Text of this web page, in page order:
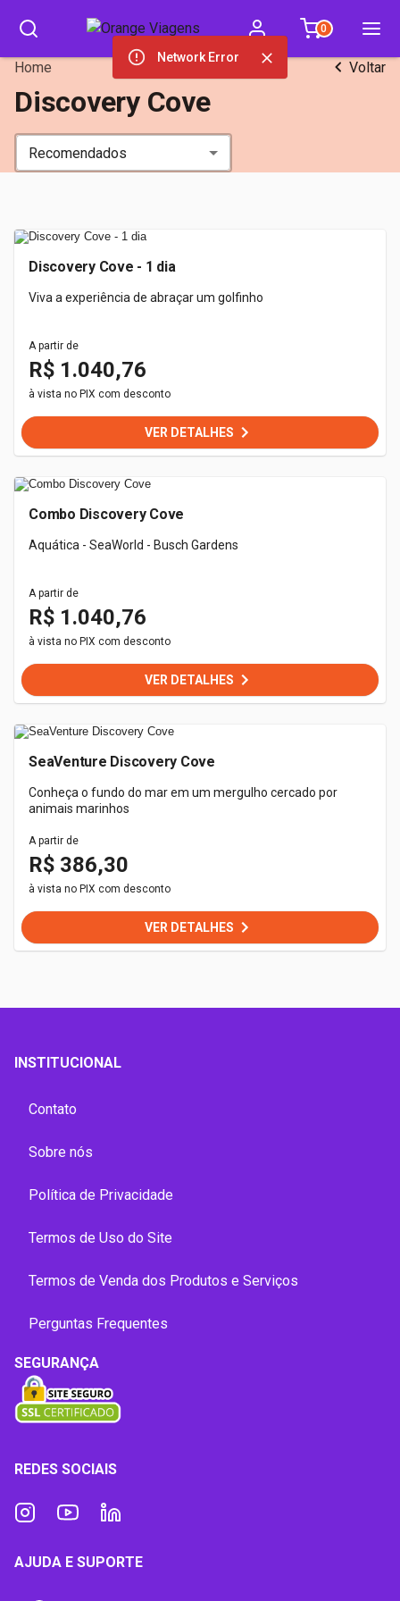
0
Home Voltar
Discovery Cove
Recomendados
Discovery Cove - 1 dia
Viva a experiência de abraçar um golfinho
A partir de
R$ 1.040,76
à vista no PIX com desconto
VER DETALHES
Combo Discovery Cove
Aquática - SeaWorld - Busch Gardens
A partir de
R$ 1.040,76
à vista no PIX com desconto
VER DETALHES
SeaVenture Discovery Cove
Conheça o fundo do mar em um mergulho cercado por
animais marinhos
A partir de
R$ 386,30
à vista no PIX com desconto
VER DETALHES
INSTITUCIONAL
Contato
Sobre nós
Política de Privacidade
Termos de Uso do Site
Termos de Venda dos Produtos e Serviços
Perguntas Frequentes
SEGURANÇA
REDES SOCIAIS
AJUDA E SUPORTE
Network Error